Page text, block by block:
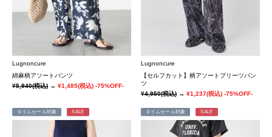
Lugnoncure
綿麻柄アソートパンツ
¥5,940(税込) → ¥1,485(税込) -75%OFF-
Lugnoncure
【セルフカット】柄アソートプリーツパン
ツ
¥4,950(税込)→¥1,237(税込) -75%OFF-
タイムセール対象 SALE タイムセール対象 SALE